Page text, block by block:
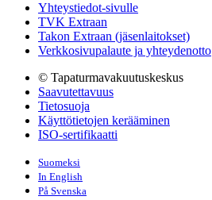
Yhteystiedot-sivulle
TVK Extraan
Takon Extraan (jäsenlaitokset)
Verkkosivupalaute ja yhteydenotto
© Tapaturmavakuutuskeskus
Saavutettavuus
Tietosuoja
Käyttötietojen kerääminen
ISO-sertifikaatti
Suomeksi
In English
På Svenska